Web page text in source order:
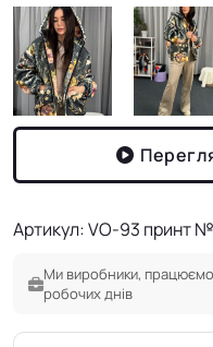
Артикул: VO-93 принт
Ми виробники,
робочих днів